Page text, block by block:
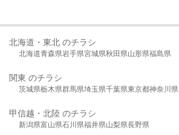
北海道・東北 のチラシ
北海道青森県岩手県宮城県秋田県山形県福島県
関東 のチラシ
茨城県栃木県群馬県埼玉県千葉県東京都神奈川県
甲信越・北陸 のチラシ
新潟県富山県石川県福井県山梨県長野県